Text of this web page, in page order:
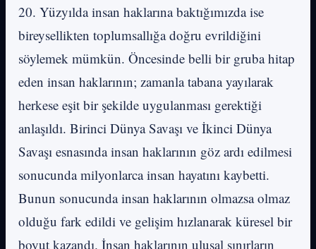
20. Yüzyılda insan haklarına baktığımızda ise
bireysellikten toplumsallığa doğru evrildiğini
söylemek mümkün. Öncesinde belli bir gruba hitap
eden insan haklarının; zamanla tabana yayılarak
herkese eşit bir şekilde uygulanması gerektiği
anlaşıldı. Birinci Dünya Savaşı ve İkinci Dünya
Savaşı esnasında insan haklarının göz ardı edilmesi
sonucunda milyonlarca insan hayatını kaybetti.
Bunun sonucunda insan haklarının olmazsa olmaz
olduğu fark edildi ve gelişim hızlanarak küresel bir
boyut kazandı. İnsan haklarının ulusal sınırların